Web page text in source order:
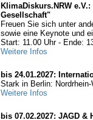
KlimaDiskurs.NRW
Gesellschaft"
Freuen Sie sich unter
sowie eine Keynote und
Start: 11.00 Uhr - Ende:
Weitere Infos
bis 24.01.2027:
Stark in Berlin:
Weitere Infos
bis 07.02.2027: JAGD &